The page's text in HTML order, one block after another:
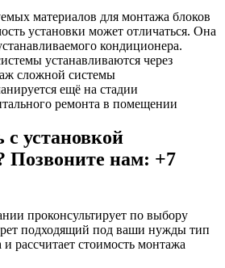
материалов для монтажа блоков
установки может отличаться. Она
кондиционера.
устанавливаются через
сложной системы
ещё на стадии
ремонта в помещении
установкой
Позвоните нам: +7
проконсультирует по выбору
подходящий под ваши нужды тип
рассчитает стоимость монтажа